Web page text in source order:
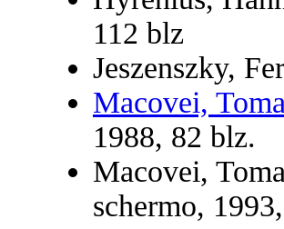
112 blz
Jeszenszky,
Macovei, Toma
1988, 82 blz.
Macovei,
schermo,